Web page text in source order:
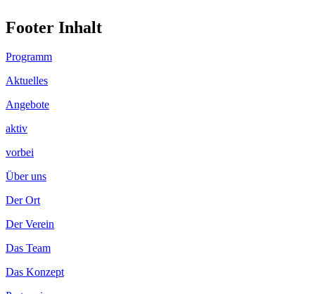
Footer Inhalt
Programm
Aktuelles
Angebote
aktiv
vorbei
Über uns
Der Ort
Der Verein
Das Team
Das Konzept